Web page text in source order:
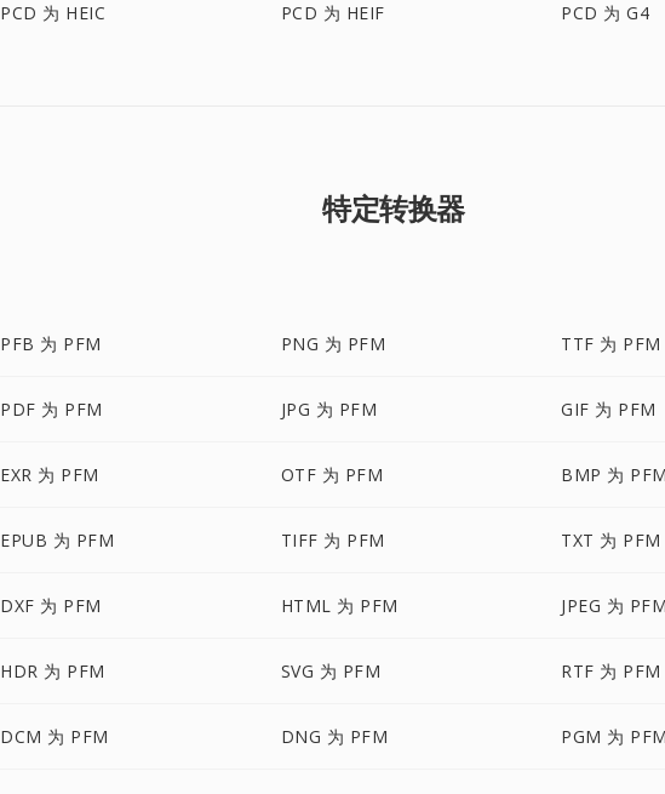
PCD 为 HEIC PCD 为 HEIF PCD 为 G4
特定转换器
PFB 为 PFM PNG 为 PFM TTF 为 PFM
PDF 为 PFM JPG 为 PFM GIF 为 PFM
EXR 为 PFM OTF 为 PFM BMP 为
EPUB 为 PFM TIFF 为 PFM TXT 为 PFM
DXF 为 PFM HTML 为 PFM JPEG 为
HDR 为 PFM SVG 为 PFM RTF 为 PFM
DCM 为 PFM DNG 为 PFM PGM 为